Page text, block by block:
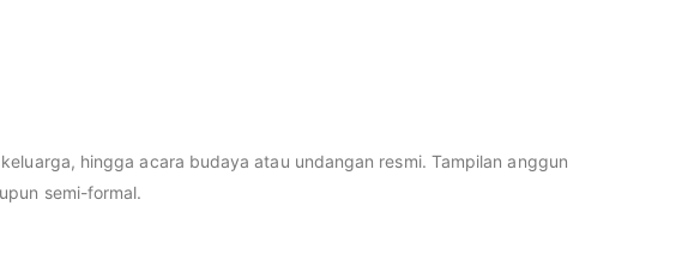
hingga acara budaya atau undangan resmi. Tampilan anggun
semi-formal.